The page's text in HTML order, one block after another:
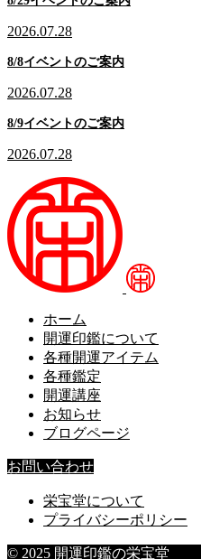
2026.07.28
8/8イベントのご案内
2026.07.28
8/9イベントのご案内
2026.07.28
ホーム
開運印鑑について
各種開運アイテム
各種鑑定
開運講座
お知らせ
ブログページ
お問い合わせ
栄宝堂について
プライバシーポリシー
© 2025 開運印鑑の栄宝堂